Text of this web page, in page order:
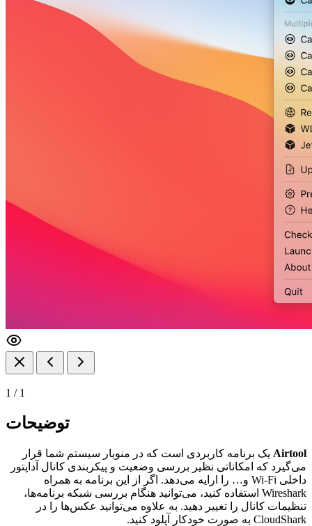
1 / 1
توضیحات
Airtool یک برنامه کاربردی است که در منوبار سیستم شما قرار
می‌گیرد که امکاناتی نظیر بررسی وضعیت و پیکربندی کانال آداپتور
داخلی Wi-Fi و… را ارایه می‌دهد. اگر از این برنامه به همراه
Wireshark استفاده کنید، می‌توانید هنگام بررسی شبکه برنامه‌ها،
تنظیمات کانال را تغییر دهید. به علاوه می‌توانید عکس‌ها را در
CloudShark به صورت خودکار آپلود کنید.